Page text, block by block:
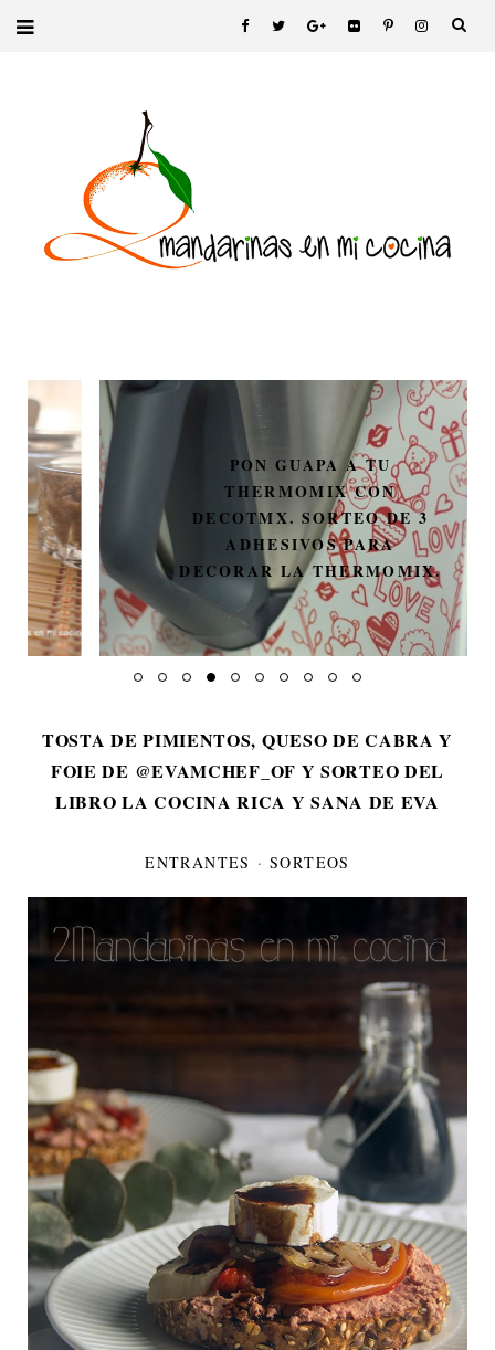
PON GUAPA A TU
THERMOMIX CON
DECOTMX. SORTEO DE 3
ADHESIVOS PARA
DECORAR LA THERMOMIX.
TOSTA DE PIMIENTOS, QUESO DE CABRA Y
FOIE DE @EVAMCHEF_OF Y SORTEO DEL
LIBRO LA COCINA RICA Y SANA DE EVA
ENTRANTES · SORTEOS